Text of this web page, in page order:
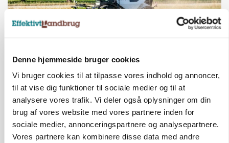
Denne hjemmeside bruger cookies
Vi bruger cookies til at tilpasse vores indhold og annoncer,
til at vise dig funktioner til sociale medier og til at
analysere vores trafik. Vi deler også oplysninger om din
brug af vores website med vores partnere inden for
sociale medier, annonceringspartnere og analysepartnere.
Vores partnere kan kombinere disse data med andre
Forserie til selvkørende skårlægger afprøves i år
Annonce
ARRANGEMENT
Markvandring sætter fokus på elefantgræs